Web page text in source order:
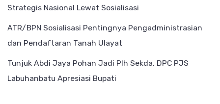
Strategis Nasional Lewat Sosialisasi
ATR/BPN Sosialisasi Pentingnya Pengadministrasian
dan Pendaftaran Tanah Ulayat
Tunjuk Abdi Jaya Pohan Jadi Plh Sekda, DPC PJS
Labuhanbatu Apresiasi Bupati